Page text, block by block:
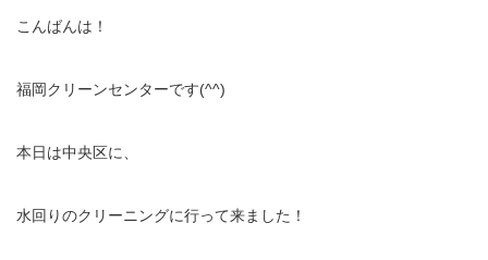
こんばんは！
福岡クリーンセンターです(^^)
本日は中央区に、
水回りのクリーニングに行って来ました！